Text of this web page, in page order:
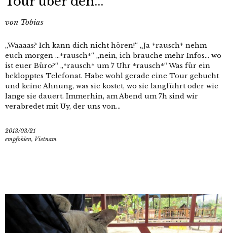
von Tobias
„Waaaas? Ich kann dich nicht hören!“ „Ja *rausch* nehm
euch morgen …*rausch*“ „nein, ich brauche mehr Infos… wo
ist euer Büro?“ „*rausch* um 7 Uhr *rausch*“ Was für ein
beklopptes Telefonat. Habe wohl gerade eine Tour gebucht
und keine Ahnung, was sie kostet, wo sie langführt oder wie
lange sie dauert. Immerhin, am Abend um 7h sind wir
verabredet mit Uy, der uns von...
2013/03/21
empfohlen, Vietnam